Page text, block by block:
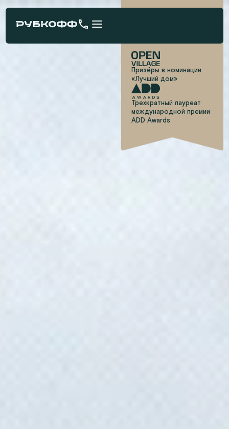
Призёры в номинации
«Лучший дом»
Трехкратный лауреат
международной премии
ADD Awards